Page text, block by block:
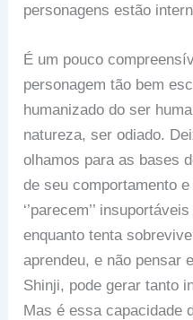
personagens estão
É um pouco
personagem tão bem
humanizado do ser
natureza, ser odiado.
olhamos para as bases
de seu comportamento
‘’parecem’’
enquanto tenta
aprendeu, e não pensar
Shinji, pode gerar tanto
Mas é essa capacidade